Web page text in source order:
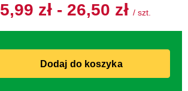
5,99 zł - 26,50 zł / szt.
Dodaj do koszyka